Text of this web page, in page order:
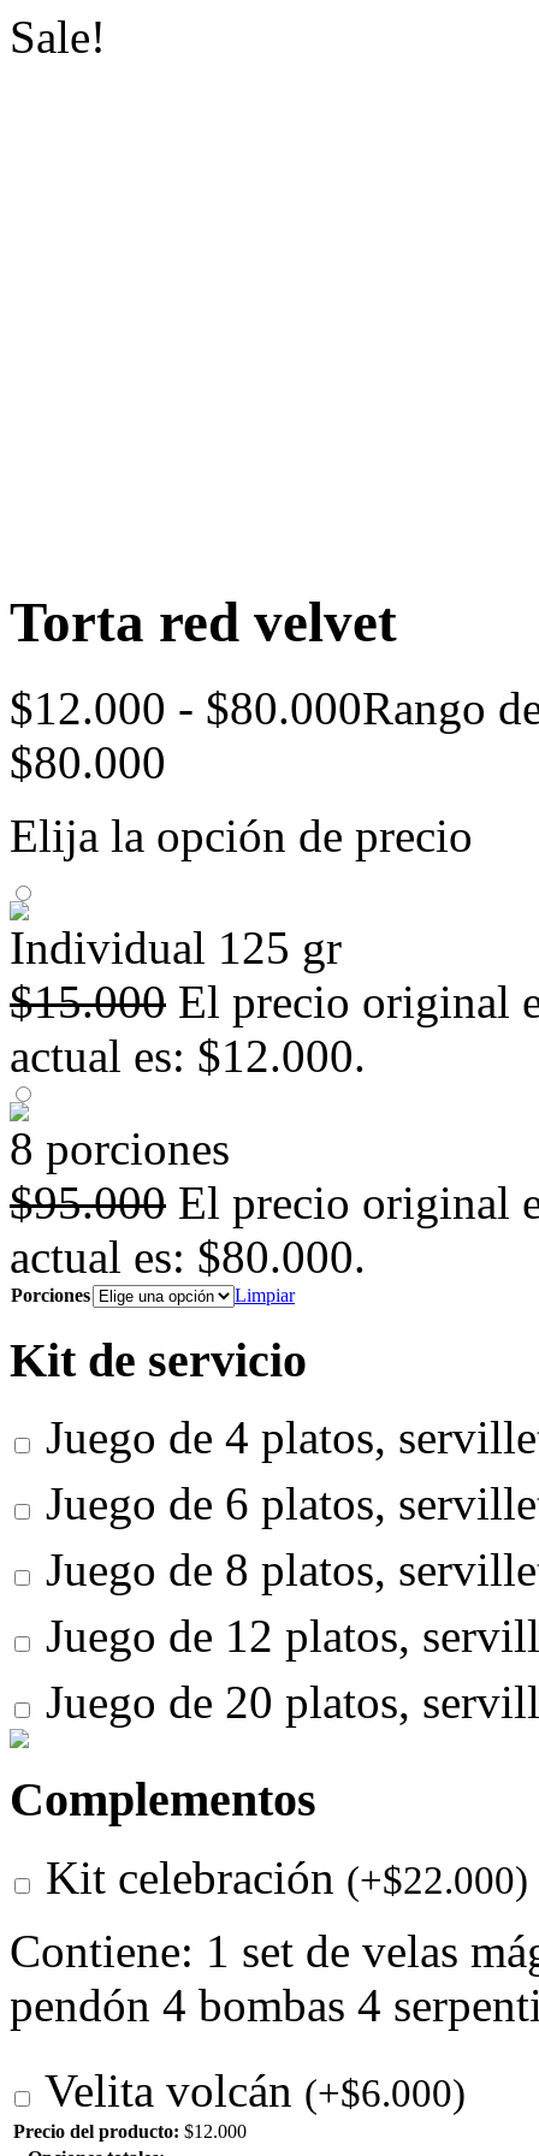
Sale!
Torta red velvet
$12.000 - $80.000Rango
$80.000
Elija la opción de precio
Individual 125 gr
$15.000 El precio original
actual es: $12.000.
8 porciones
$95.000 El precio original
actual es: $80.000.
Porciones Limpiar
Kit de servicio
Juego de 4 platos,
Juego de 6 platos,
Juego de 8 platos,
Juego de 12 platos,
Juego de 20 platos,
Complementos
Kit celebración (+$22.000)
Contiene: 1 set de velas
pendón 4 bombas 4
Velita volcán (+$6.000)
Precio del producto: $12.000